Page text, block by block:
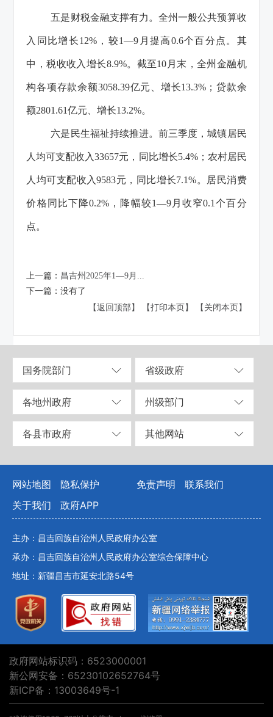
五是财税金融支撑有力。全州一般公共预算收
入同比增长12%，较1—9月提高0.6个百分点。 其
中，税收收入增长8.9%。 截至10月末，全州金融机
构各项存款余额3058.39亿元、增长13.3%；贷款余
额2801.61亿元、增长13.2%。
六是民生福祉持续推进。前三季度，城镇居民
人均可支配收入33657元，同比增长5.4%；农村居民
人均可支配收入9583元，同比增长7.1%。居民消费
价格同比下降0.2%，降幅较1—9月收窄0.1个百分
点。
上一篇： 昌吉州2025年1—9月...
下一篇：没有了
【返回顶部】
【打印本页】 【关闭本页】
国务院部门 省级政府
各地州政府 州级部门
各县市政府 其他网站
网站地图 隐私保护 免责声明
联系我们
关于我们
政府APP
主办：昌吉回族自治州人民政府办公室
承办：昌吉回族自治州人民政府办公室综合保障中心
地址：新疆昌吉市延安北路54号
政府网站标识码：6523000001
新公网安备：65230102652764号
新ICP备：13003649号-1